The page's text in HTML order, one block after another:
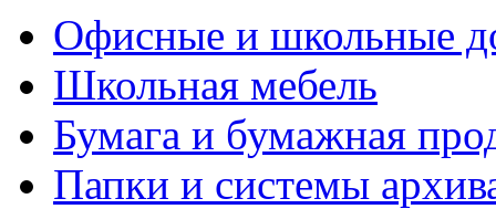
Офисные и школьные
Школьная мебель
Бумага и бумажная
Папки и системы